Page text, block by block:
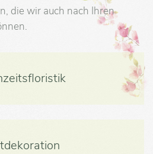
die wir auch nach Ihren